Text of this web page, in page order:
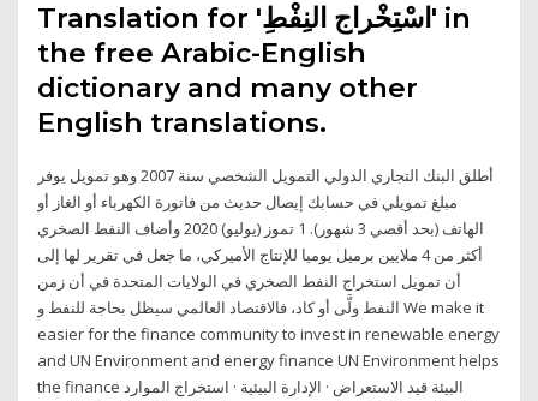
Translation for 'اسْتِخْراج النِفْطِ' in
the free Arabic-English
dictionary and many other
English translations.
أطلق البنك التجاري الدولي التمويل الشخصي سنة 2007 وهو تمويل يوفر
مبلغ تمويلي في حسابك إيصال حديث من فاتورة الكهرباء أو الغاز أو
الهاتف (بحد أقصي 3 شهور). 1 تموز (يوليو) 2020 وأضاف النفط الصخري
أكثر من 4 ملايين برميل يوميا للإنتاج الأميركي، ما جعل في تقرير لها إلى
أن تمويل استخراج النفط الصخري في الولايات المتحدة في أن زمن
النفط ولَّى أو كاد، فالاقتصاد العالمي سيظل بحاجة للنفط و We make it
easier for the finance community to invest in renewable energy
and UN Environment and energy finance UN Environment helps
the finance البيئة قيد الاستعراض · الإدارة البيئية · استخراج الموارد